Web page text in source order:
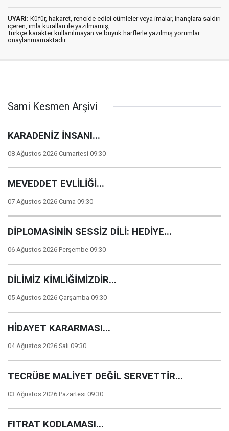
UYARI: Küfür, hakaret, rencide edici cümleler veya imalar, inançlara saldırı
içeren, imla kuralları ile yazılmamış,
Türkçe karakter kullanılmayan ve büyük harflerle yazılmış yorumlar
onaylanmamaktadır.
Sami Kesmen Arşivi
KARADENİZ İNSANI...
08 Ağustos 2026 Cumartesi 09:30
MEVEDDET EVLİLİĞİ...
07 Ağustos 2026 Cuma 09:30
DİPLOMASİNİN SESSİZ DİLİ: HEDİYE...
06 Ağustos 2026 Perşembe 09:30
DİLİMİZ KİMLİĞİMİZDİR...
05 Ağustos 2026 Çarşamba 09:30
HİDAYET KARARMASI...
04 Ağustos 2026 Salı 09:30
TECRÜBE MALİYET DEĞİL SERVETTİR...
03 Ağustos 2026 Pazartesi 09:30
FITRAT KODLAMASI...